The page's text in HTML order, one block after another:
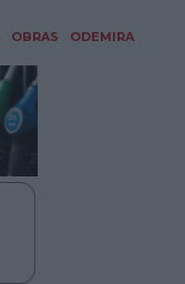
OBRAS ODEMIRA